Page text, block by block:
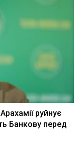
руйнує
Банкову перед